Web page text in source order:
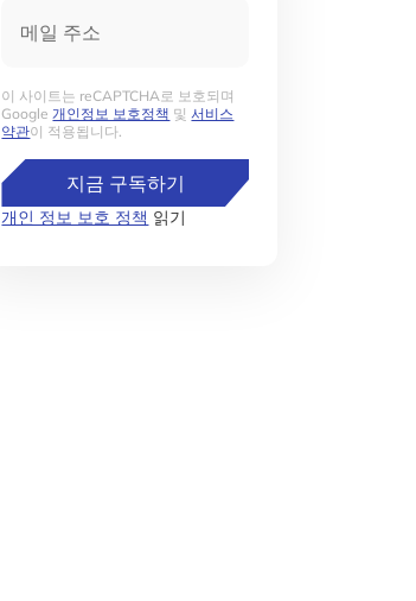
이 사이트는 reCAPTCHA로 보호되며
Google개인정보 보호정책 및서비스
약관이 적용됩니다.
지금 구독하기
개인 정보 보호 정책 읽기